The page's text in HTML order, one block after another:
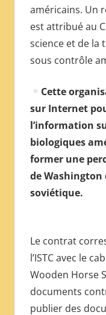
américains. Un
est attribué au
science et de la
sous contrôle
Cette
sur Internet
l’information
biologiques
former une
de Washington
soviétique.
Le contrat
l’ISTC avec le
Wooden Horse
documents
publier des